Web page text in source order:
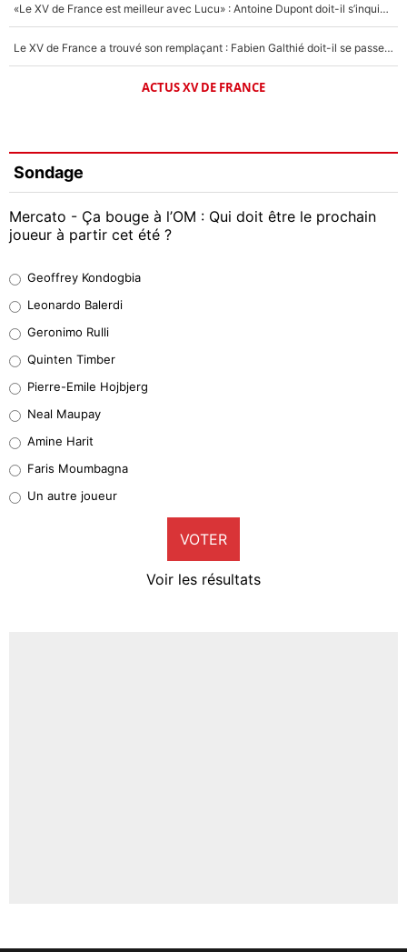
«Le XV de France est meilleur avec Lucu» : Antoine Dupont doit-il s’inquiéter pour sa place ?
Le XV de France a trouvé son remplaçant : Fabien Galthié doit-il se passer d'Antoine Dupont ?
ACTUS XV DE FRANCE
Sondage
Mercato - Ça bouge à l’OM : Qui doit être le prochain
joueur à partir cet été ?
38%
32%
4%
1%
9%
Geoffrey Kondogbia
Leonardo Balerdi
Geronimo Rulli
Quinten Timber
Pierre-Emile Hojbjerg
Neal Maupay
Amine Harit
Faris Moumbagna
Un autre joueur
VOTER
Voir les résultats